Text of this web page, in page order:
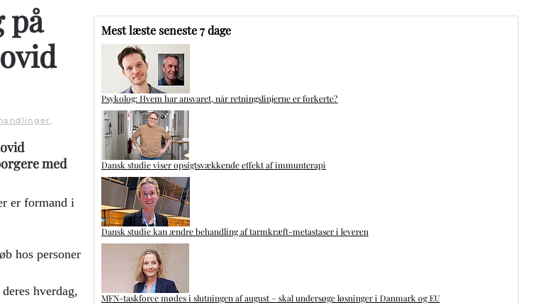
på
.
med
er formand i
hos personer
hverdag,
Mest læste seneste 7 dage
Psykolog: Hvem har ansvaret, når retningslinjerne er forkerte?
Dansk studie viser opsigtsvækkende effekt af immunterapi
Dansk studie kan ændre behandling af tarmkræft-metastaser i leveren
MFN-taskforce mødes i slutningen af august – skal undersøge løsninger i Danmark og EU